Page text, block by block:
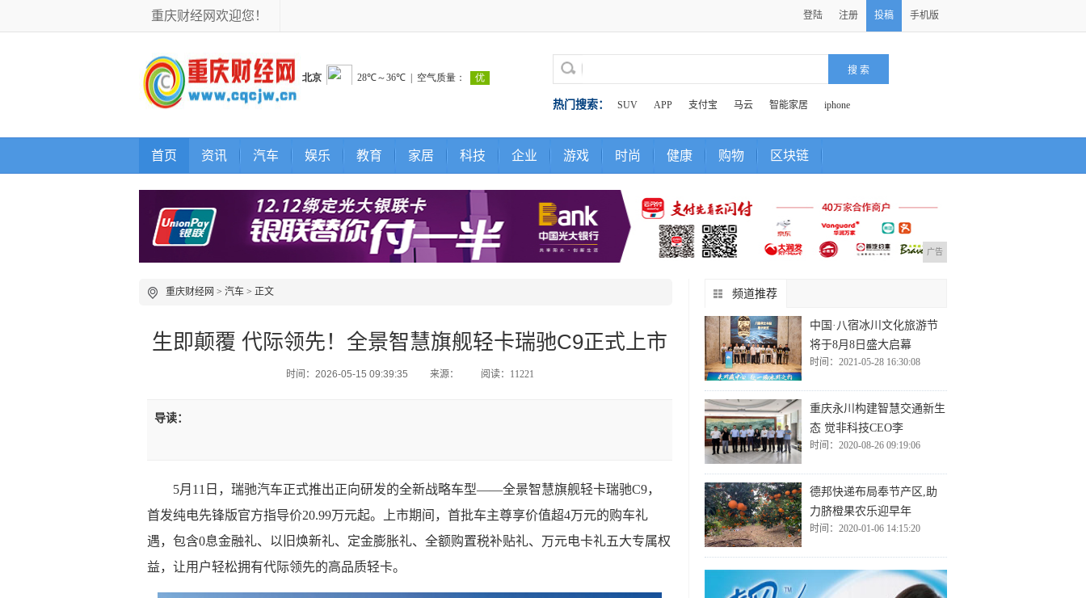
重庆财经网欢迎您！ 登陆 注册 投稿 手机版
热门搜索： SUV APP 支付宝 马云 智能家居 iphone
首页 资讯 汽车 娱乐 教育 家居 科技 企业 游戏 时尚 健康 购物 区块链
广告
重庆财经网 > 汽车 > 正文
生即颠覆 代际领先！全景智慧旗舰轻卡瑞驰C9正式上市
时间：2026-05-15 09:39:35 来源： 阅读：11221
导读：
5月11日，瑞驰汽车正式推出正向研发的全新战略车型——全景智慧旗舰轻卡瑞驰C9，
首发纯电先锋版官方指导价20.99万元起。上市期间，首批车主尊享价值超4万元的购车礼
遇，包含0息金融礼、以旧焕新礼、定金膨胀礼、全额购置税补贴礼、万元电卡礼五大专属权
益，让用户轻松拥有代际领先的高品质轻卡。
频道推荐
中国·八宿冰川文化旅游节
将于8月8日盛大启幕
时间：2021-05-28 16:30:08
重庆永川构建智慧交通新生
态 觉非科技CEO李
时间：2020-08-26 09:19:06
德邦快递布局奉节产区,助
力脐橙果农乐迎早年
时间：2020-01-06 14:15:20